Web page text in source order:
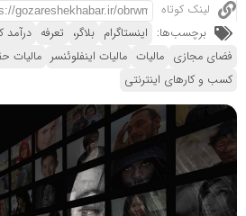
لینک کوتاه
برچسب‌ها: اینستاگرام بلاگر، تعرفه درآمد
فضای مجازی مالیات مالیات اینفلوئنسر مالیات
کسب و کارهای اینترنتی